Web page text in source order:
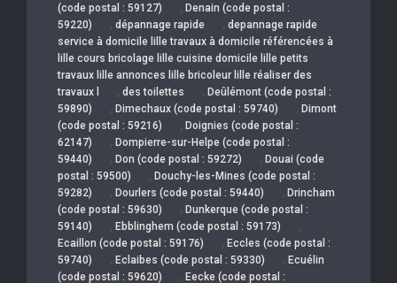
(code postal : 59127)
, Denain (code postal :
59220)
, dépannage rapide , depannage rapide
service à domicile lille travaux à domicile référencées à
lille cours bricolage lille cuisine domicile lille petits
travaux lille annonces lille bricoleur lille réaliser des
travaux l
, des toilettes , Deûlémont (code postal :
59890)
, Dimechaux (code postal : 59740) , Dimont
(code postal : 59216)
, Doignies (code postal :
62147)
, Dompierre-sur-Helpe (code postal :
59440)
, Don (code postal : 59272) , Douai (code
postal : 59500)
, Douchy-les-Mines (code postal :
59282)
, Dourlers (code postal : 59440) , Drincham
(code postal : 59630)
, Dunkerque (code postal :
59140)
, Ebblinghem (code postal : 59173) ,
Ecaillon (code postal : 59176) , Eccles (code postal :
59740)
, Eclaibes (code postal : 59330) , Ecuélin
(code postal : 59620)
, Eecke (code postal :